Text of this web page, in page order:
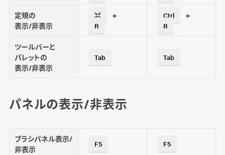
定規の
表示/非表示
⌘ +
R
Ctrl +
R
ツールバーと
パレットの
表示/非表示
Tab Tab
パネルの表示/非表示
ブラシパネル表示/
非表示
F5 F5